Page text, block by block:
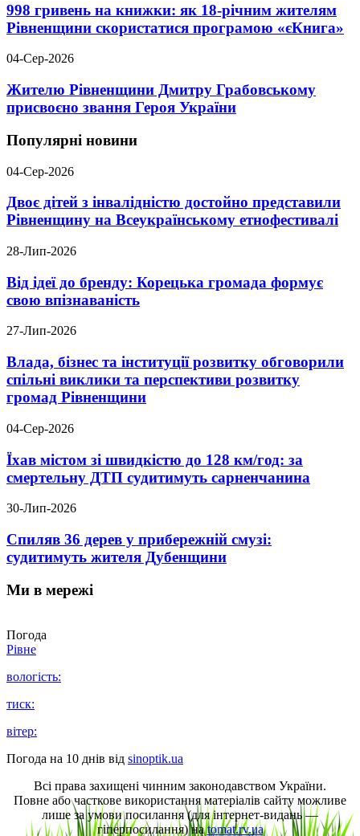
998 гривень на книжки: як 18-річним жителям
Рівненщини скористатися програмою «єКнига»
04-Сер-2026
Жителю Рівненщини Дмитру Грабовському
присвоєно звання Героя України
Популярні новини
04-Сер-2026
Двоє дітей з інвалідністю достойно представили
Рівненщину на Всеукраїнському етнофестивалі
28-Лип-2026
Від ідеї до бренду: Корецька громада формує
свою впізнаваність
27-Лип-2026
Влада, бізнес та інституції розвитку обговорили
спільні виклики та перспективи розвитку
громад Рівненщини
04-Сер-2026
Їхав містом зі швидкістю до 128 км/год: за
смертельну ДТП судитимуть сарненчанина
30-Лип-2026
Спиляв 36 дерев у прибережній смузі:
судитимуть жителя Дубенщини
Ми в мережі
Погода
Рівне
вологість:
тиск:
вітер:
Погода на 10 днів від sinoptik.ua
Всі права захищені чинним законодавством України.
Повне або часткове використання матеріалів сайту можливе
лише за умови посилання (для інтернет-видань —
гіперпосилання) наtomat.rv.ua